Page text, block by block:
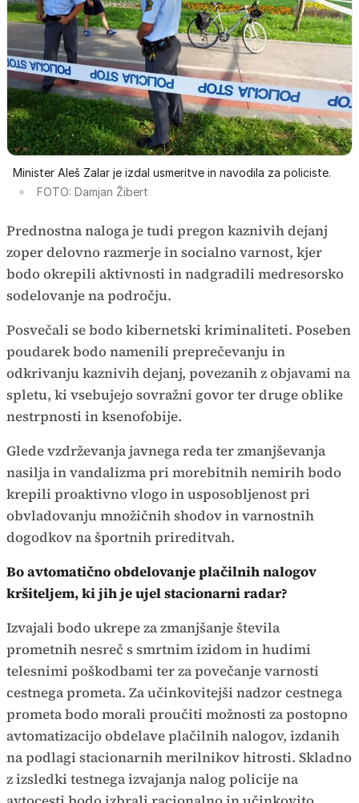
Minister Aleš Zalar je izdal usmeritve in navodila za policiste.
FOTO: Damjan Žibert
Prednostna naloga je tudi pregon kaznivih dejanj
zoper delovno razmerje in socialno varnost, kjer
bodo okrepili aktivnosti in nadgradili medresorsko
sodelovanje na področju.
Posvečali se bodo kibernetski kriminaliteti. Poseben
poudarek bodo namenili preprečevanju in
odkrivanju kaznivih dejanj, povezanih z objavami na
spletu, ki vsebujejo sovražni govor ter druge oblike
nestrpnosti in ksenofobije.
Glede vzdrževanja javnega reda ter zmanjševanja
nasilja in vandalizma pri morebitnih nemirih bodo
krepili proaktivno vlogo in usposobljenost pri
obvladovanju množičnih shodov in varnostnih
dogodkov na športnih prireditvah.
Bo avtomatično obdelovanje plačilnih nalogov
kršiteljem, ki jih je ujel stacionarni radar?
Izvajali bodo ukrepe za zmanjšanje števila
prometnih nesreč s smrtnim izidom in hudimi
telesnimi poškodbami ter za povečanje varnosti
cestnega prometa. Za učinkovitejši nadzor cestnega
prometa bodo morali proučiti možnosti za postopno
avtomatizacijo obdelave plačilnih nalogov, izdanih
na podlagi stacionarnih merilnikov hitrosti. Skladno
z izsledki testnega izvajanja nalog policije na